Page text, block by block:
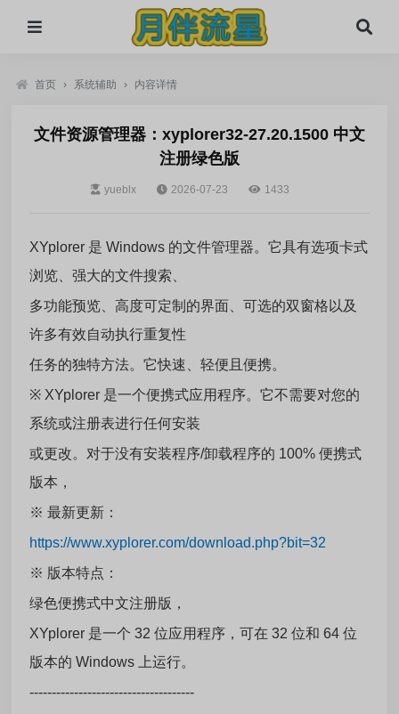
首页 › 系统辅助 › 内容详情
文件资源管理器：xyplorer32-27.20.1500 中文
注册绿色版
yueblx 2026-07-23 1433
XYplorer 是 Windows 的文件管理器。它具有选项卡式
浏览、强大的文件搜索、
多功能预览、高度可定制的界面、可选的双窗格以及
许多有效自动执行重复性
任务的独特方法。它快速、轻便且便携。
※ XYplorer 是一个便携式应用程序。它不需要对您的
系统或注册表进行任何安装
或更改。对于没有安装程序/卸载程序的 100% 便携式
版本，
※最新更新：
https://www.xyplorer.com/download.php?bit=32
※ 版本特点：
绿色便携式中文注册版，
XYplorer 是一个 32 位应用程序，可在 32 位和 64 位
版本的 Windows 上运行。
-------------------------------------